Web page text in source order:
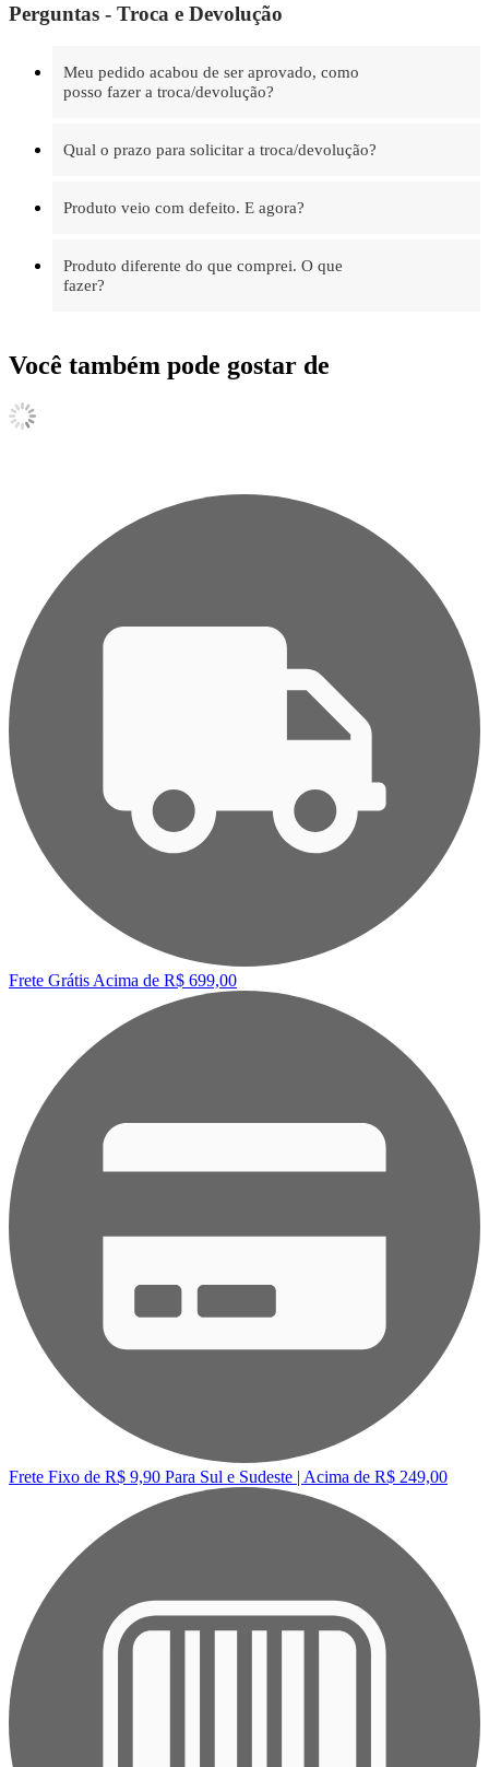
Perguntas - Troca e Devolução
Meu pedido acabou de ser aprovado, como
posso fazer a troca/devolução?
Qual o prazo para solicitar a troca/devolução?
Produto veio com defeito. E agora?
Produto diferente do que comprei. O que
fazer?
Você também pode gostar de
Frete Grátis Acima de R$ 699,00
Frete Fixo de R$ 9,90 Para Sul e Sudeste | Acima de R$ 249,00